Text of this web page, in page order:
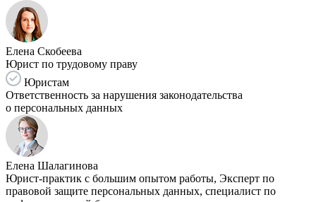
Елена Скобеева
Юрист по трудовому праву
Юристам
Ответственность за нарушения законодательства
о персональных данных
Елена Шалагинова
Юрист-практик с большим опытом работы, Эксперт по
правовой защите персональных данных, специалист по